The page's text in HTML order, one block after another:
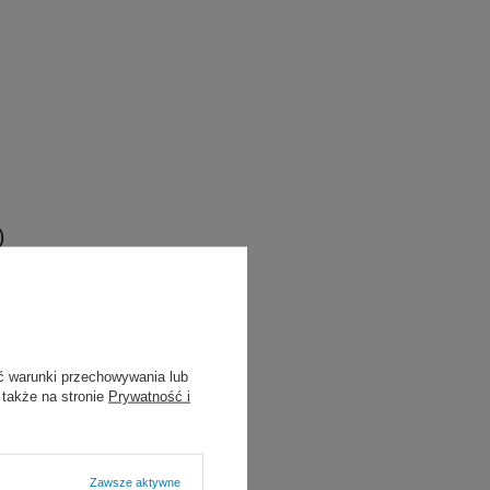
itd.)
warunki przechowywania lub
na stronie Prywatność i
Zawsze aktywne